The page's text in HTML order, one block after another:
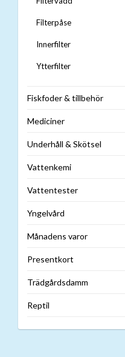
Filterpåse
Innerfilter
Ytterfilter
Fiskfoder & tillbehör
Mediciner
Underhåll & Skötsel
Vattenkemi
Vattentester
Yngelvård
Månadens varor
Presentkort
Trädgårdsdamm
Reptil